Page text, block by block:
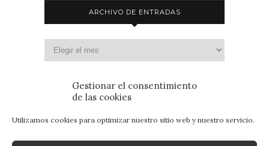
Gestionar el consentimiento
de las cookies
Utilizamos cookies para optimizar nuestro sitio web y nuestro servicio.
ARCHIVO DE ENTRADAS